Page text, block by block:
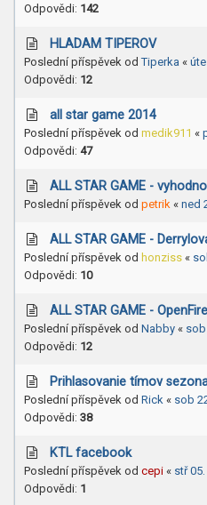
Odpovědi: 142
HLADAM TIPEROV
Poslední příspěvek odTiperka «
Odpovědi: 12
all star game 2014
Poslední příspěvek od medik911 «
Odpovědi: 47
ALL STAR GAME -
Poslední příspěvek od petrik « ned
ALL STAR GAME -
Poslední příspěvek od honziss «
Odpovědi: 10
ALL STAR GAME -
Poslední příspěvek od Nabby « sob
Odpovědi: 12
Prihlasovanie tímov
Poslední příspěvek od Rick « sob
Odpovědi: 38
KTL facebook
Poslední příspěvek od cepi « stř
Odpovědi: 1